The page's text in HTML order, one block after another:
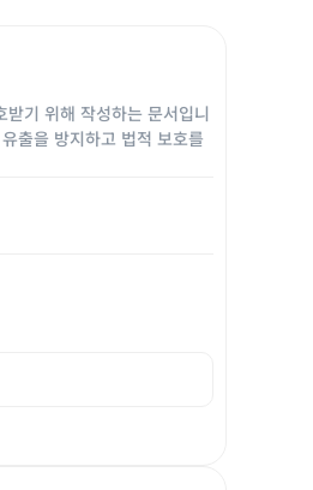
기 위해 작성하는 문서입니
출을 방지하고 법적 보호를